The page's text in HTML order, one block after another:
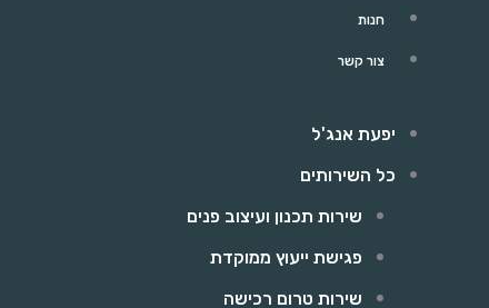
חנות
צור קשר
יפעת אנג'ל
כל השירותים
שירות תכנון ועיצוב פנים
פגישת ייעוץ ממוקדת
שירות טרום רכישה